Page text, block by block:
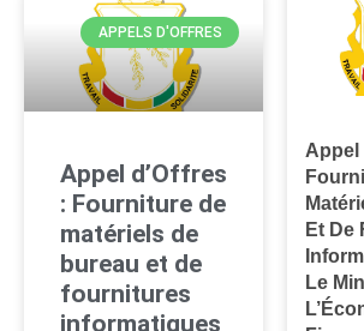
APPELS D'OFFRES
Appel d’Offres
: Fourniture de
matériels de
bureau et de
fournitures
informatiques
Appel
Et De
Le